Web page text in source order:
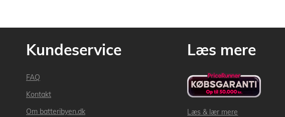
Kundeservice
FAQ
Kontakt
Om batteribyen.dk
Læs mere
Læs & lær mere